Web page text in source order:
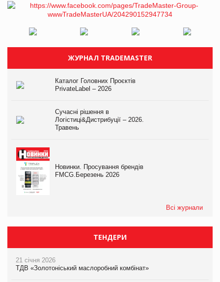
ЖУРНАЛ TRADEMASTER
Каталог Головних Проєктів
PrivateLabel – 2026
Сучасні рішення в
Логістиці&Дистрибуції – 2026.
Травень
Новинки. Просування брендів
FMCG.Березень 2026
Всі журнали
ТЕНДЕРИ
21 січня 2026
ТДВ «Золотоніський маслоробний комбінат»